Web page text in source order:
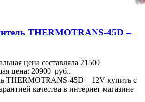
THERMOTRANS-45D –
цена составляла 21500
цена: 20900 руб..
THERMOTRANS-45D – 12V купить с
качества в интернет-магазине